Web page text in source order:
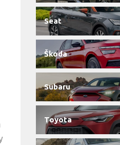
Seat
Škoda
Subaru
Toyota